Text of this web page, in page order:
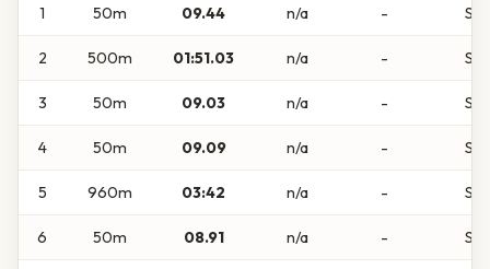
1 50m 09.44 n/a -
2 500m 01:51.03 n/a -
3 50m 09.03 n/a -
4 50m 09.09 n/a -
5 960m 03:42 n/a -
6 50m 08.91 n/a -